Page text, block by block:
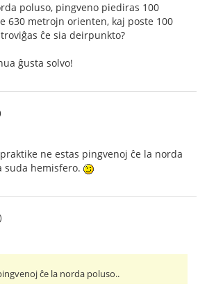
poluso, pingveno piediras 100
630 metrojn orienten, kaj poste 100
ĉe sia deirpunkto?
ĝusta solvo!
ne estas pingvenoj ĉe la norda
suda hemisfero.
)
ĉe la norda poluso..